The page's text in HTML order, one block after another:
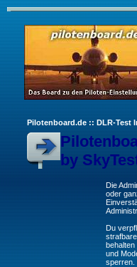
Pilotenboard.de :: DLR-Test
by
Die
oder
Du
und
sperren.